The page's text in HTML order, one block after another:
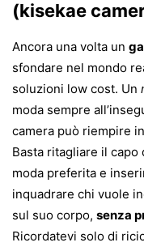
(kisekae
Ancora una volta un
sfondare nel mondo
soluzioni low cost. Un
moda sempre
camera può riempire
Basta ritagliare il
moda preferita e
inquadrare chi vuole
sul suo corpo, senza
Ricordatevi solo di